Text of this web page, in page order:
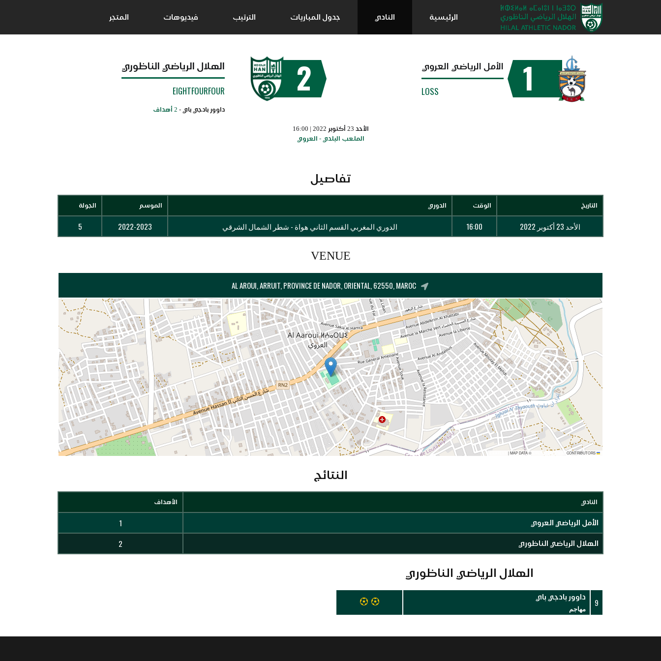
الرئيسية النادي جدول المباريات الترتيب فيديوهات المتجر
1 الأمل الرياضي العروي
LOSS
2 الهلال الرياضي الناظوري
EIGHTFOURFOUR
داوور بادجي باي - 2 أهداف
الأحد 23 أكتوبر 2022 | 16:00
الملعب البلدي - العروي
تفاصيل
التاريخ الوقت الدوري الموسم الجولة
الأحد 23 أكتوبر 2022 16:00 الدوري المغربي القسم الثاني هواة - شطر الشمال الشرقي 2022-2023
5
VENUE
AL AROUI, ARRUIT, PROVINCE DE NADOR, ORIENTAL, 62550, MAROC
LEAFLET
|MAP DATA © OPENSTREETMAP CONTRIBUTORS
النتائج
النادي الأهداف
الأمل الرياضي العروي 1
الهلال الرياضي الناظوري 2
الهلال الرياضي الناظوري
9 داوور بادجي باي
مهاجم